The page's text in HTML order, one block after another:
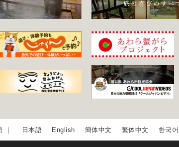
日本語 English 簡体中文 繁体中文 한국어